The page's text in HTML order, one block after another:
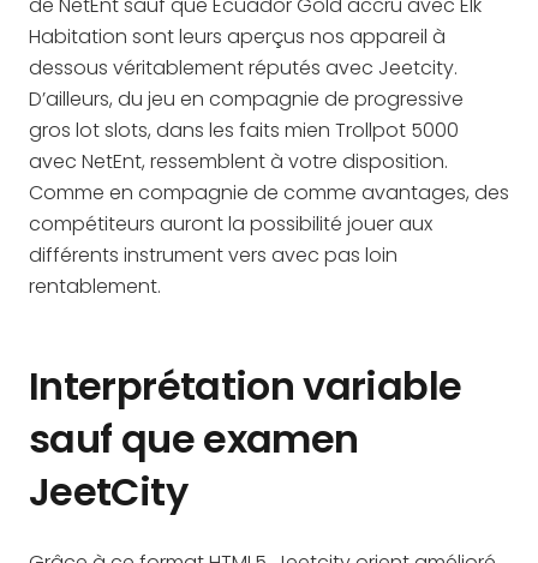
Habitation sont leurs aperçus nos appareil à
dessous véritablement réputés avec Jeetcity.
D’ailleurs, du jeu en compagnie de progressive
gros lot slots, dans les faits mien Trollpot 5000
avec NetEnt, ressemblent à votre disposition.
Comme en compagnie de comme avantages, des
compétiteurs auront la possibilité jouer aux
différents instrument vers avec pas loin
rentablement.
Interprétation variable
sauf que examen
JeetCity